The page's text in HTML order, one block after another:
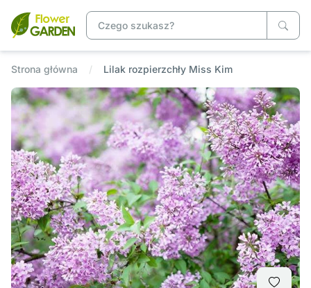
Strona główna Lilak rozpierzchły Miss Kim